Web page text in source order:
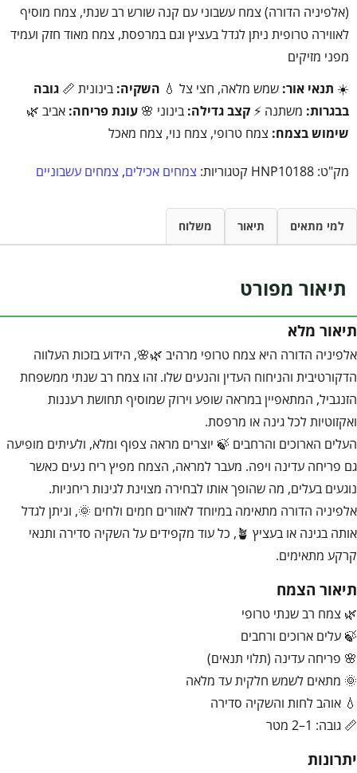
(אלפיניה הדורה) צמח עשבוני עם קנה שורש רב שנתי, צמח מוסיף
לאווירה טרופית ניתן לגדל בעציץ וגם במרפסת, צמח מאוד חזק ועמיד
מפני מזיקים
☀️ תנאי אור: שמש מלאה, חצי צל 💧 השקיה: בינונית 📏 גובה
בבגרות: משתנה ⚡ קצב גדילה: בינוני 🌸 עונת פריחה: אביב 🌿
שימוש בצמח: צמח טרופי, צמח נוי, צמח מאכל
מק"ט: HNP10188 קטגוריות: צמחים אכילים, צמחים עשבוניים
למי מתאים תיאור משלוח
תיאור מפורט
תיאור מלא
אלפיניה הדורה היא צמח טרופי מרהיב 🌿🌸, הידוע בזכות העלווה
הדקורטיבית והניחוח העדין והנעים שלו. זהו צמח רב שנתי ממשפחת
הזנגביל, המתאפיין במראה שופע וירוק שמוסיף תחושת רעננות
ואקזוטיות לכל גינה או מרפסת.
העלים הארוכים והרחבים 🍃 יוצרים מראה צפוף ומלא, ולעיתים מופיעה
גם פריחה עדינה ויפה. מעבר למראה, הצמח מפיץ ריח נעים כאשר
נוגעים בעלים, מה שהופך אותו לבחירה מצוינת לגינות ריחניות.
אלפיניה הדורה מתאימה במיוחד לאזורים חמים ולחים 🌞, וניתן לגדל
אותה בגינה או בעציץ 🪴, כל עוד מקפידים על השקיה סדירה ותנאי
קרקע מתאימים.
תיאור הצמח
🌿 צמח רב שנתי טרופי
🍃 עלים ארוכים ורחבים
🌸 פריחה עדינה (תלוי תנאים)
🌞 מתאים לשמש חלקית עד מלאה
💧 אוהב לחות והשקיה סדירה
📏 גובה: 1–2 מטר
יתרונות